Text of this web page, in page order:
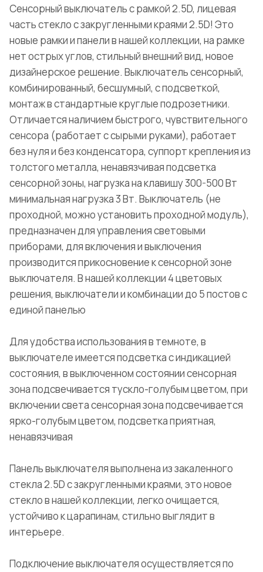
Сенсорный выключатель с рамкой 2.5D, лицевая
часть стекло с закругленными краями 2.5D! Это
новые рамки и панели в нашей коллекции, на рамке
нет острых углов, стильный внешний вид, новое
дизайнерское решение. Выключатель сенсорный,
комбинированный, бесшумный, с подсветкой,
монтаж в стандартные круглые подрозетники.
Отличается наличием быстрого, чувствительного
сенсора (работает с сырыми руками), работает
без нуля и без конденсатора, суппорт крепления из
толстого металла, ненавязчивая подсветка
сенсорной зоны, нагрузка на клавишу 300-500 Вт
минимальная нагрузка 3 Вт. Выключатель (не
проходной, можно установить проходной модуль),
предназначен для управления световыми
приборами, для включения и выключения
производится прикосновение к сенсорной зоне
выключателя. В нашей коллекции 4 цветовых
решения, выключатели и комбинации до 5 постов с
единой панелью
Для удобства использования в темноте, в
выключателе имеется подсветка с индикацией
состояния, в выключенном состоянии сенсорная
зона подсвечивается тускло-голубым цветом, при
включении света сенсорная зона подсвечивается
ярко-голубым цветом, подсветка приятная,
ненавязчивая
Панель выключателя выполнена из закаленного
стекла 2.5D с закругленными краями, это новое
стекло в нашей коллекции, легко очищается,
устойчиво к царапинам, стильно выглядит в
интерьере.
Подключение выключателя осуществляется по